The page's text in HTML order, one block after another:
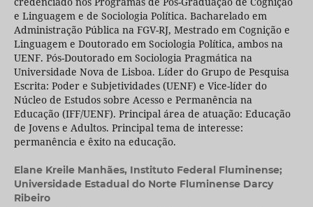
e Linguagem e de Sociologia Política. Bacharelado em
Administração Pública na FGV-RJ, Mestrado em Cognição e
Linguagem e Doutorado em Sociologia Política, ambos na
UENF. Pós-Doutorado em Sociologia Pragmática na
Universidade Nova de Lisboa. Líder do Grupo de Pesquisa
Escrita: Poder e Subjetividades (UENF) e Vice-líder do
Núcleo de Estudos sobre Acesso e Permanência na
Educação (IFF/UENF). Principal área de atuação: Educação
de Jovens e Adultos. Principal tema de interesse:
permanência e êxito na educação.
Elane Kreile Manhães, Instituto Federal Fluminense;
Universidade Estadual do Norte Fluminense Darcy
Ribeiro